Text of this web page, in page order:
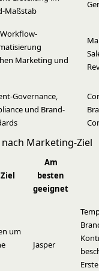
Maßstab
Marketing und
Governance,
und Brand-
Marketing-Ziel
Am
besten
geeignet
um
Jasper